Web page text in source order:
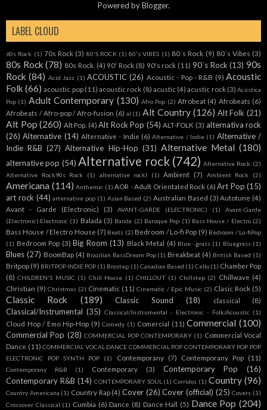
Powered byBlogger.
LABEL CLOUD
60s Rock (1) 70s Rock (3) 80'S ROCK (1) 80's VIBES (1) 80´s Rock (9) 80´s Vibes (3)
80s Rock (78) 80s Rock. (4) 90' Rock (8) 90's rock (11) 90´s Rock (13) 90s
Rock (84) Acid Jazz (1) ACOUSTIC (26) Acoustic - Pop - R&B (9) Acoustic
Folk (66) acoustic pop (11) acoustic rock (8) acustic (4) acustic rock (3) Acústica
Pop (1) Adult Contemporary (130) Afro Pop (2) Afrobeat (4) Afrobeats (6)
Afrobeats / Afro-pop / Afro-fusion (6) al (1) Alt Country (126) Alt Folk (21)
Alt Pop (260) Alt Pop. (4) Alt Rock Pop (54) ALT-FOLK (3) alternativa rock
(26) Alternative (14) Alternative - Indie (6) Alternative / Indie (1) Alternative /
Indie R&B (27) Alternative Hip-Hop (31) Alternative Metal (180)
alternative pop (54) Alternative rock (742) Alternative Rock. (2)
Alternative Rock90s Rock
(1) alternative rockl (1) Ambient (7) Ambient Rock (2)
Americana (114) Anthemic (1) AOR - Adult Orientated Rock (6) Art Pop (15)
art rock (44) arternative pop (1) Asian Based (2) Australian Based (3) Autotune (4)
Avant - Garde (Electronic)
(3) AVANT-GARDE (ELECTRONIC) (1)
Avant-Garde
(Electronic).Electronic (1) Balada (3) Banda (2) Baroque Pop (1) Bass House / Electro (2)
Bass House / Electro House (7) Beats (2) Bedroom / Lo-fi Pop (9) Bedroom / Lo-fiPop
(1) Bedroom Pop (3) Big Room (13) Black Metal (4) Blue -grass (1) Bluegrass (1)
Blues (27) BoomBap (4) Brazilian BassDream Pop (1) Breakbeat (4) British Based (1)
Britpop (9) BRITPOP INDIE POP (1) Brostep (1) Canadian Based (1) Cello (1) Chamber Pop
(8) CHILDREN'S MUSIC (1) Chill House (1) CHILLOUT (1) Chillstep (2) Chillwave (4)
Christian (9) Christmas (2) Cinematic (11) Cinematic / Epic Music (2) Clasic Rock (5)
Classic Rock (189) Classic Sound (18) classical (8)
Classical/Instrumental (35) Classical/Instrumental - Electronic - Folk/Acoustic (1)
Cloud Hop / Emo Hip-Hop (9) Comedy (1) Comercial (11) Commercial (100)
Commercial Pop (28) COMMERCIAL POP CONTEMPORARY (1) Commercial Vocal
Dance (11) COMMERCIAL VOCAL DANCE COMMERCIAL POP CONTEMPORARY POP POP
ELECTRONIC POP SYNTH POP
(1) Contemporany (7) Contemporany Pop (11)
Contemporany R&B (1) Contemporary (3) Contemporary Pop
(16)
Contemporary R&B (14) CONTEMPORARY SOUL (1) Corridos (1) Country (96)
Country Americana (1) Country Rap (4) Cover (26) Cover (official) (25) Covers (1)
Crossover Classical (1) Cumbia (6) Dance (8) Dance Hall (5) Dance Pop (204)